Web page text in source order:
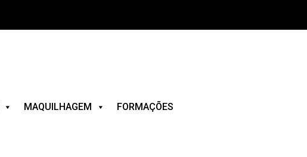
MAQUILHAGEM FORMAÇÕES